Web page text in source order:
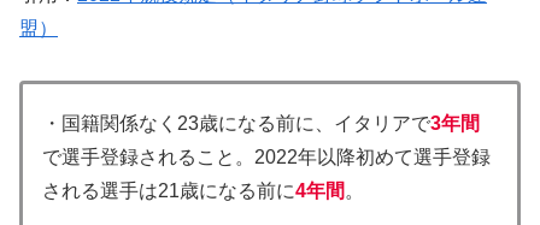
盟）
・国籍関係なく23歳になる前に、イタリアで3年間
で選手登録されること。2022年以降初めて選手登録
される選手は21歳になる前に4年間 。